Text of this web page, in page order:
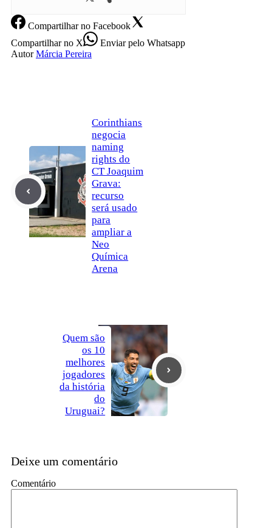
Compartilharno Facebook
Compartilharno X Enviarpelo Whatsapp
Autor Márcia Pereira
Corinthians
negocia
naming
rights do
CT Joaquim
Grava:
recurso
será usado
para
ampliar a
Neo
Química
Arena
Quem são
os 10
melhores
jogadores
da história
do
Uruguai?
Deixe um comentário
Comentário